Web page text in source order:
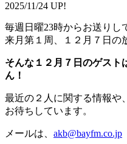
2025/11/24 UP!
毎週日曜23時からお送りし
来月第１周、１２月７日の
そんな１２月７日のゲスト
ん！
最近の２人に関する情報や
お待ちしています。
メールは、 akb@bayfm.co.jp